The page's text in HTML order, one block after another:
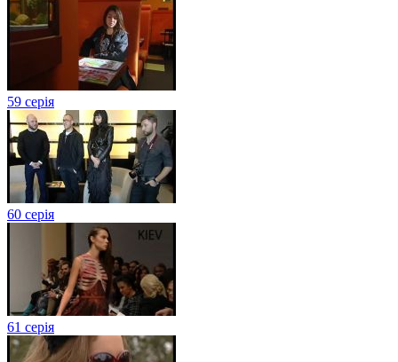
59 серія
60 серія
61 серія